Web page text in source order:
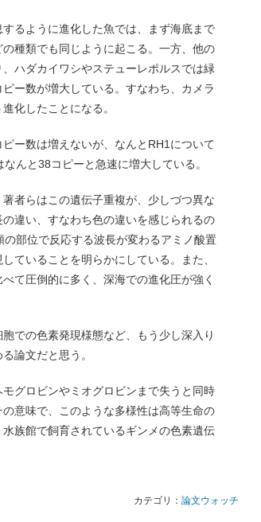
るように進化した魚では、まず海底まで
種類でも同じように起こる。一方、他の
ハダカイワシやステューレポルスでは緑
ー数が増大している。すなわち、カメラ
化したことになる。
ー数は増えないが、なんとRH1について
んと38コピーと急速に増大している。
者らはこの遺伝子重複が、少しづつ異な
違い、すなわち色の違いを感じられるの
部位で反応する波長が変わるアミノ酸置
ていることを明らかにしている。また、
て圧倒的に多く、深海での進化圧が強く
での色素発現様態など、もう少し深入り
論文だと思う。
グロビンやミオグロビンまで失うと同時
意味で、このような多様性は高等生命の
族館で飼育されているギンメの色素遺伝
カテゴリ： 論文ウォッチ